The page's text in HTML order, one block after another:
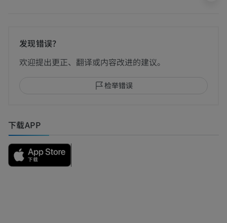
发现错误？
欢迎提出更正、翻译或内容改进的建议。
检举错误
下载APP